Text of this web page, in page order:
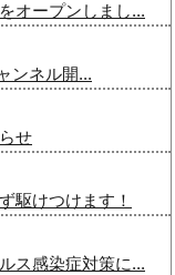
オープンしまし...
ンネル開...
せ
駆けつけます！
ス感染症対策に...